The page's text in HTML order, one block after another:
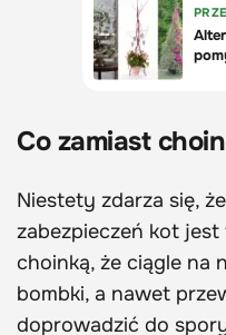
Co zamiast
Niestety zdarza się,
zabezpieczeń kot
choinką, że ciągle na
bombki, a nawet
doprowadzić do